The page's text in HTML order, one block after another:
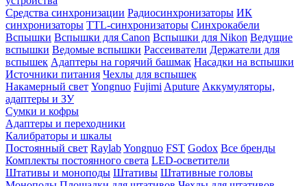
Средства синхронизации Радиосинхронизаторы ИК
синхронизаторы TTL-синхронизаторы Синхрокабели
Вспышки Вспышки для Canon Вспышки для Nikon Ведущие
вспышки Ведомые вспышки Рассеиватели Держатели для
вспышек Адаптеры на горячий башмак Насадки на вспышки
Источники питания Чехлы для вспышек
Накамерный свет Yongnuo Fujimi Aputure Аккумуляторы,
адаптеры и ЗУ
Сумки и кофры
Адаптеры и переходники
Калибраторы и шкалы
Постоянный свет RaylabYongnuo FST Godox Все бренды
Комплекты постоянного света LED-осветители
Штативы и моноподы Штативы Штативные головы